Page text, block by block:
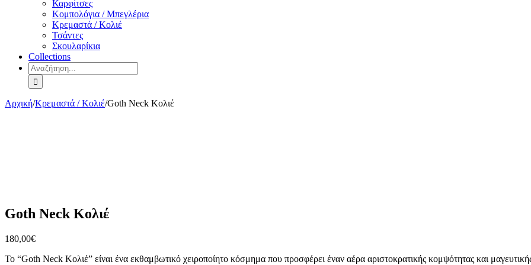
Καρφίτσες
Κομπολόγια / Μπεγλέρια
Κρεμαστά / Κολιέ
Τσάντες
Σκουλαρίκια
Collections
Αναζήτηση
για:
Αρχική/Κρεμαστά / Κολιέ/Goth Neck Κολιέ
Goth Neck Κολιέ
180,00€
Το “Goth Neck Κολιέ” είναι ένα εκθαμβωτικό χειροποίητο κόσμημα που προσφέρει έναν αέρα αριστοκρατικής κομψότητας και